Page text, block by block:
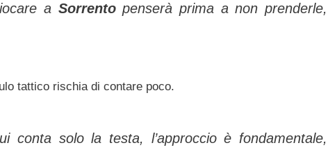
a Sorrentopenserà prima a non prenderle,
tattico rischia di contare poco.
conta solo la testa, l’approccio è fondamentale,